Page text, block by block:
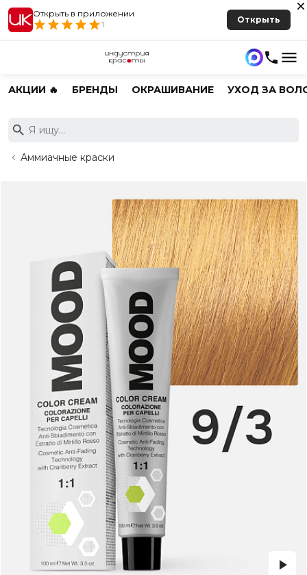
Открыть в приложении
1
Открыть
АКЦИИ 🔥 БРЕНДЫ ОКРАШИВАНИЕ УХОД ЗА
Аммиачные краски